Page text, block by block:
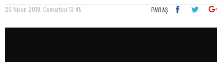
20 Nisan 2019, Cumartesi 13:45 PAYLAŞ